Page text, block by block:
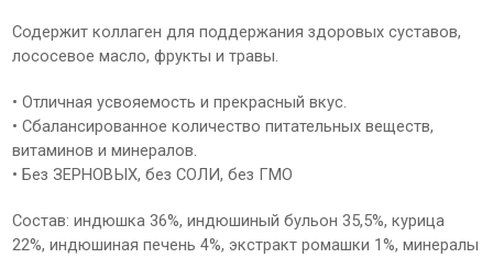
Содержит коллаген для поддержания здоровых суставов,
лососевое масло, фрукты и травы.
• Отличная усвояемость и прекрасный вкус.
• Сбалансированное количество питательных веществ,
витаминов и минералов.
• Без ЗЕРНОВЫХ, без СОЛИ, без ГМО
Состав: индюшка 36%, индюшиный бульон 35,5%, курица
22%, индюшиная печень 4%, экстракт ромашки 1%, минералы